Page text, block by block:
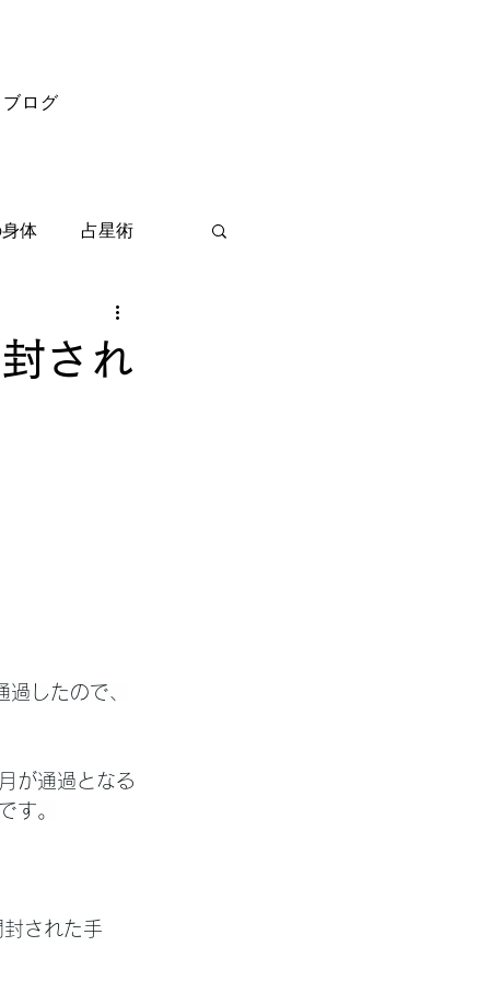
ブログ
体 占星術
され
したので、
が通過となる
す。
された手